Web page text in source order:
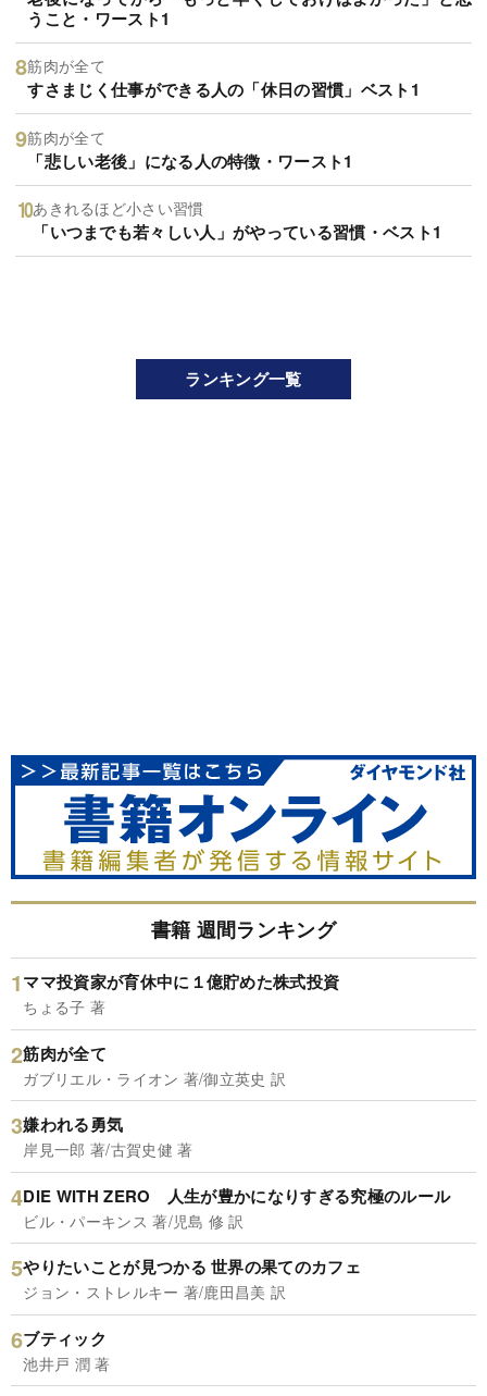
うこと・ワースト1
筋肉が全て
すさまじく仕事ができる人の「休日の習慣」ベスト1
筋肉が全て
「悲しい老後」になる人の特徴・ワースト1
あきれるほど小さい習慣
「いつまでも若々しい人」がやっている習慣・ベスト1
ランキング一覧
書籍 週間ランキング
ママ投資家が育休中に１億貯めた株式投資
ちょる子 著
筋肉が全て
ガブリエル・ライオン 著/御立英史 訳
嫌われる勇気
岸見一郎 著/古賀史健 著
DIE WITH ZERO 人生が豊かになりすぎる究極のルール
ビル・パーキンス 著/児島 修 訳
やりたいことが見つかる 世界の果てのカフェ
ジョン・ストレルキー 著/鹿田昌美 訳
ブティック
池井戸 潤 著